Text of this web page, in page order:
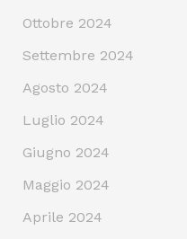
Ottobre 2024
Settembre 2024
Agosto 2024
Luglio 2024
Giugno 2024
Maggio 2024
Aprile 2024